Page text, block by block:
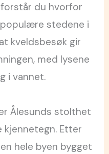
du hvorfor
stedene i
kveldsbesøk gir
med lysene
i vannet.
Ålesunds stolthet
kjennetegn. Etter
hele byen bygget